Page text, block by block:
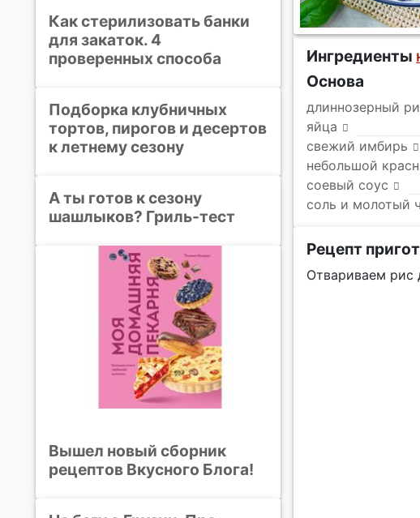
Ингредиенты
Основа
длиннозерный
яйца
свежий имбирь
небольшой
соевый соус
соль и молотый
Рецепт
Отвариваем рис
Как стерилизовать банки
для закаток. 4
проверенных способа
Подборка клубничных
тортов, пирогов и десертов
к летнему сезону
А ты готов к сезону
шашлыков? Гриль-тест
Вышел новый сборник
рецептов Вкусного Блога!